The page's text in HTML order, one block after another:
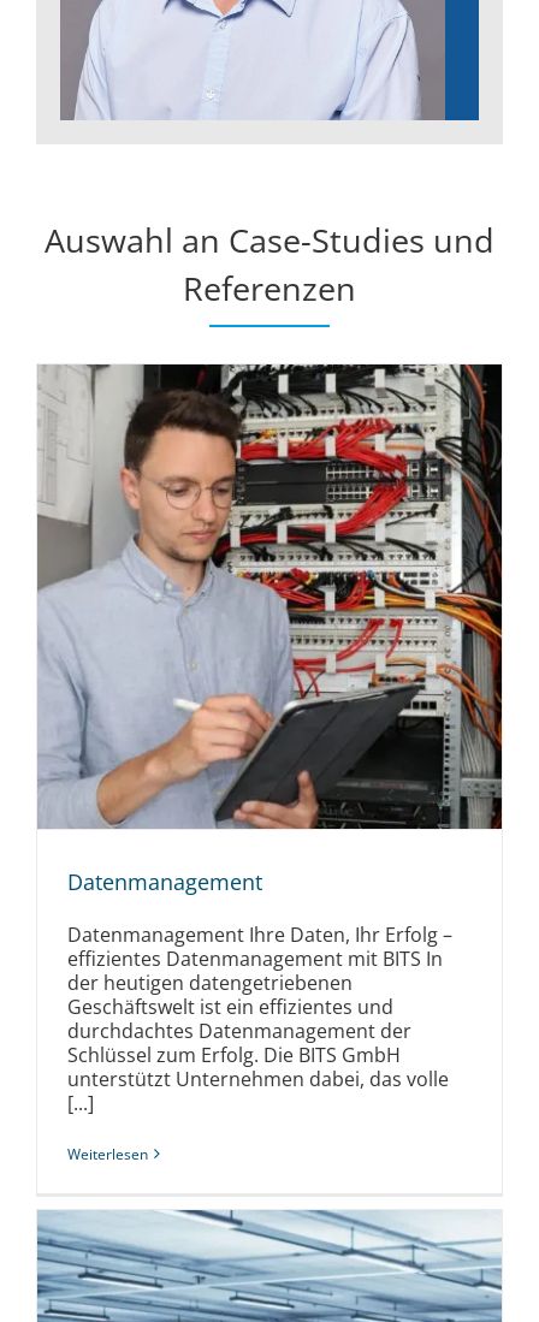
Auswahl an Case-Studies und
Referenzen
Datenmanagement
Datenmanagement Ihre Daten, Ihr Erfolg –
effizientes Datenmanagement mit BITS In
der heutigen datengetriebenen
Geschäftswelt ist ein effizientes und
durchdachtes Datenmanagement der
Schlüssel zum Erfolg. Die BITS GmbH
unterstützt Unternehmen dabei, das volle
[...]
Weiterlesen